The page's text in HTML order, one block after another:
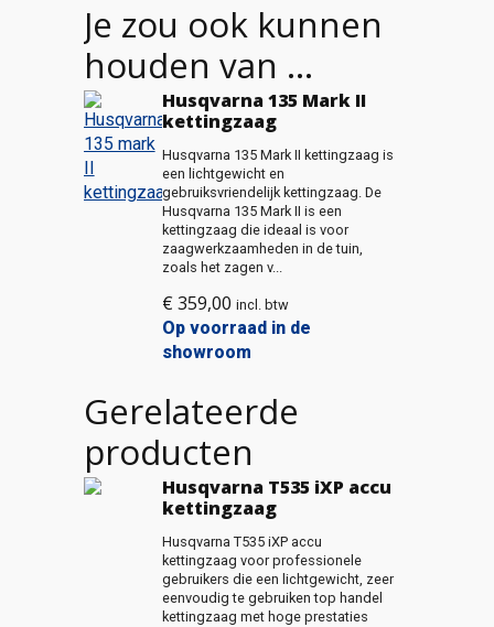
Je zou ook kunnen
houden van …
Husqvarna 135 Mark II
kettingzaag
Husqvarna 135 Mark II kettingzaag is
een lichtgewicht en
gebruiksvriendelijk kettingzaag. De
Husqvarna 135 Mark II is een
kettingzaag die ideaal is voor
zaagwerkzaamheden in de tuin,
zoals het zagen v...
€ 359,00 incl. btw
Op voorraad in de
showroom
Gerelateerde
producten
Husqvarna T535 iXP accu
kettingzaag
Husqvarna T535 iXP accu
kettingzaag voor professionele
gebruikers die een lichtgewicht, zeer
eenvoudig te gebruiken top handel
kettingzaag met hoge prestaties